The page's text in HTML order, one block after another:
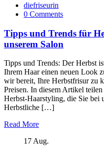
diefriseurin
0 Comments
Tipps und Trends für
unserem Salon
Tipps und Trends: Der Herbst
Ihrem Haar einen neuen Look
wir bereit, Ihre Herbstfrisur zu
Preisen. In diesem Artikel
Herbst-Haarstyling, die Sie bei
Herbstliche […]
Read More
17 Aug.